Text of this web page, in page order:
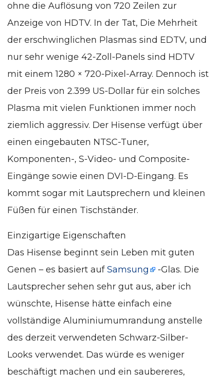
ohne die Auflösung von 720 Zeilen zur
Anzeige von HDTV. In der Tat, Die Mehrheit
der erschwinglichen Plasmas sind EDTV, und
nur sehr wenige 42-Zoll-Panels sind HDTV
mit einem 1280 × 720-Pixel-Array. Dennoch ist
der Preis von 2.399 US-Dollar für ein solches
Plasma mit vielen Funktionen immer noch
ziemlich aggressiv. Der Hisense verfügt über
einen eingebauten NTSC-Tuner,
Komponenten-, S-Video- und Composite-
Eingänge sowie einen DVI-D-Eingang. Es
kommt sogar mit Lautsprechern und kleinen
Füßen für einen Tischständer.
Einzigartige Eigenschaften
Das Hisense beginnt sein Leben mit guten
Genen – es basiert aufSamsung
-Glas. Die
Lautsprecher sehen sehr gut aus, aber ich
wünschte, Hisense hätte einfach eine
vollständige Aluminiumumrandung anstelle
des derzeit verwendeten Schwarz-Silber-
Looks verwendet. Das würde es weniger
beschäftigt machen und ein saubereres,